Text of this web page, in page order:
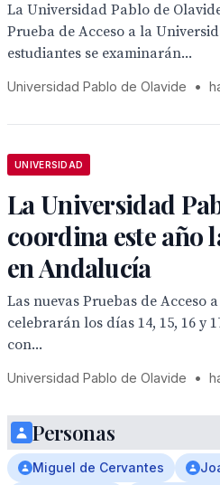
La Universidad Pablo de
Prueba de Acceso a la
estudiantes se examinarán...
Universidad Pablo de Olavide •
UNIVERSIDAD
La Universidad
coordina este año
en Andalucía
Las nuevas Pruebas de Acceso
celebrarán los días 14, 15, 16 y
con...
Universidad Pablo de Olavide •
Personas
Miguel de Cervantes